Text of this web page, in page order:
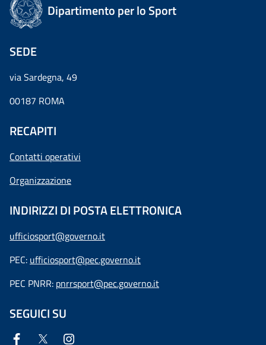
Dipartimento per lo Sport
SEDE
via Sardegna, 49
00187 ROMA
RECAPITI
Contatti operativi
Organizzazione
INDIRIZZI DI POSTA ELETTRONICA
ufficiosport@governo.it
PEC: ufficiosport@pec.governo.it
PEC PNRR: pnrrsport@pec.governo.it
SEGUICI SU